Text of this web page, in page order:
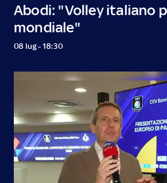
Abodi: "Volley italiano
mondiale"
08 lug - 18:30